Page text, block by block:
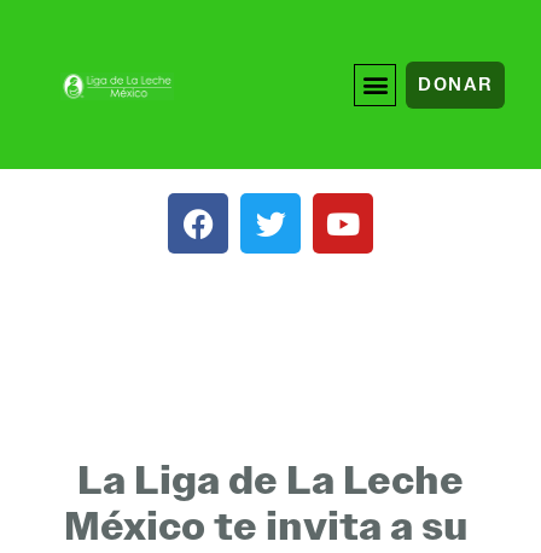
DONAR
La Liga de La Leche
México te invita a su